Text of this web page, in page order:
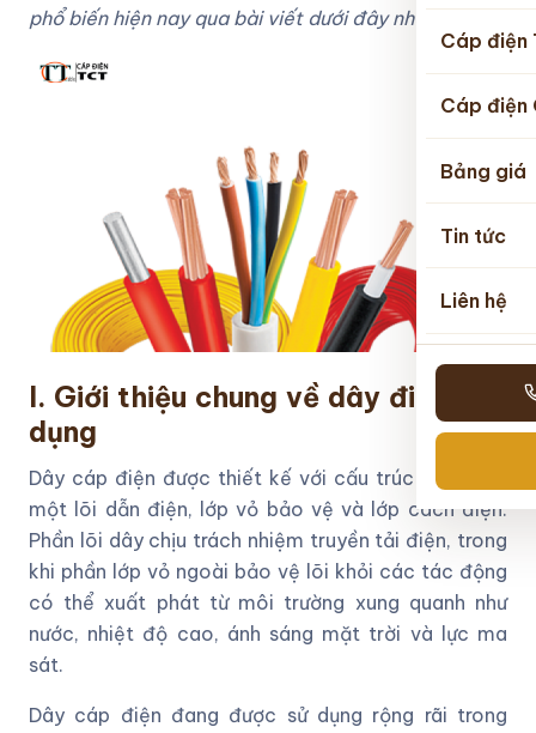
Cáp điện
Cáp điện
Bảng giá
Tin tức
Liên hệ
phổ biến hiện nay qua bài viết dưới đây nhé.
I. Giới thiệu chung về dây điện dân
dụng
Dây cáp điện được thiết kế với cấu trúc bao gồm
một lõi dẫn điện, lớp vỏ bảo vệ và lớp cách điện.
Phần lõi dây chịu trách nhiệm truyền tải điện, trong
khi phần lớp vỏ ngoài bảo vệ lõi khỏi các tác động
có thể xuất phát từ môi trường xung quanh như
nước, nhiệt độ cao, ánh sáng mặt trời và lực ma
sát.
Dây cáp điện đang được sử dụng rộng rãi trong